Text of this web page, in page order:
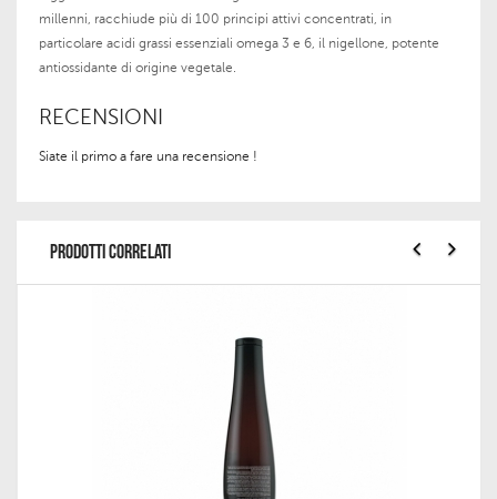
millenni, racchiude più di 100 principi attivi concentrati, in
particolare acidi grassi essenziali omega 3 e 6, il nigellone, potente
antiossidante di origine vegetale.
RECENSIONI
Siate il primo a fare una recensione !
PRODOTTI CORRELATI